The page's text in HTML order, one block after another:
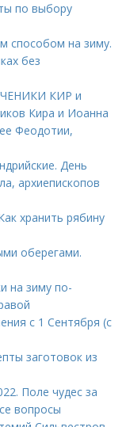
по выбору
способом на зиму.
без
КИР и
Кира и Иоанна
Феодотии,
День
архиепископов
хранить рябину
оберегами.
на зиму по-
с 1 Сентября (с
заготовок из
Поле чудес за
вопросы